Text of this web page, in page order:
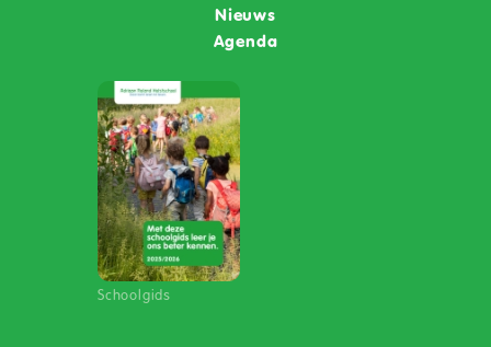
Nieuws
Agenda
Schoolgids